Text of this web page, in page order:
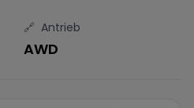
🔗 Antrieb
AWD